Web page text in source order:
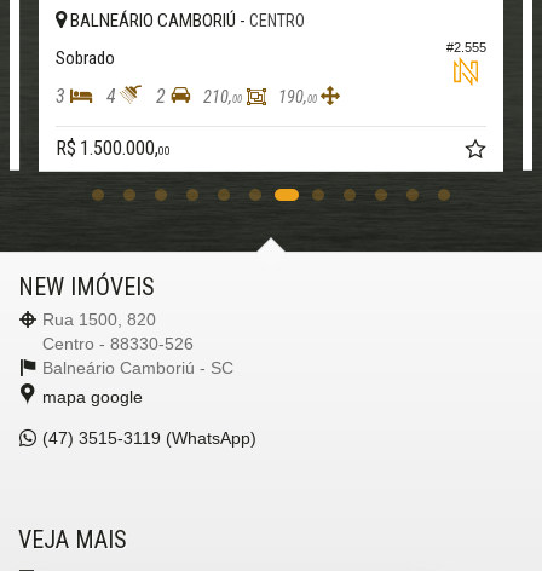
#2.555
BALNEÁRIO CAMBORIÚ -CENTRO
Sobrado
3 4 2 210,00 190,00
R$ 1.500.000,00
NEW IMÓVEIS
Rua 1500, 820
Centro - 88330-526
Balneário Camboriú - SC
mapa google
(47) 3515-3119 (WhatsApp)
VEJA MAIS